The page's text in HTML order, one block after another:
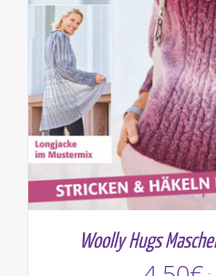
Woolly Hugs